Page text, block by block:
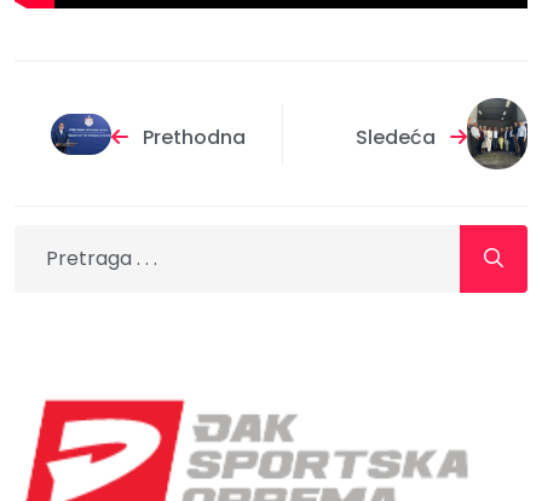
Prethodna Sledeća